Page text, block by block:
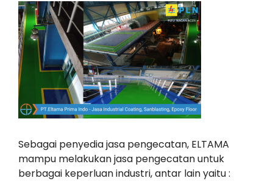
Sebagai penyedia jasa pengecatan, ELTAMA
mampu melakukan jasa pengecatan untuk
berbagai keperluan industri, antar lain yaitu :